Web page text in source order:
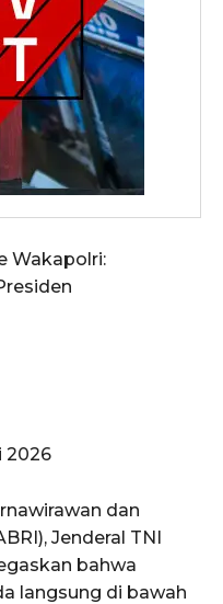
Wakapolri:
2026
dan
Jenderal TNI
bahwa
langsung di bawah